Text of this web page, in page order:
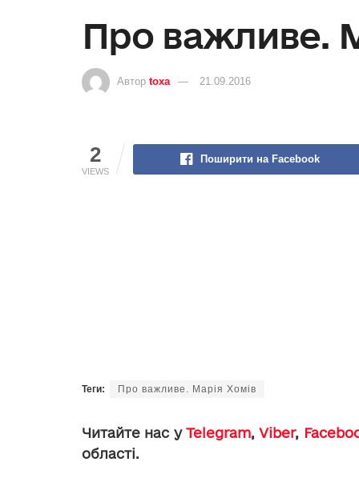
Про важливе.
Автор toxa 21.09.2016
2
VIEWS
Поширити на Facebook
Теги: Про важливе. Марія Хомів
Читайте нас уTelegram,Viber,
області.